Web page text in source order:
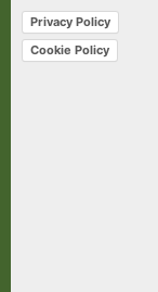
Privacy Policy
Cookie Policy